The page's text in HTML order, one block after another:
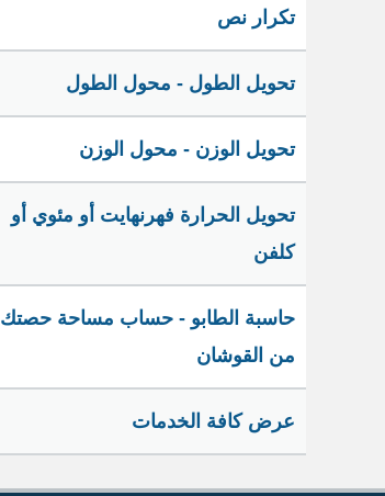
تكرار نص
تحويل الطول - محول الطول
تحويل الوزن - محول الوزن
تحويل الحرارة فهرنهايت أو مئوي أو
كلفن
حاسبة الطابو - حساب مساحة حصتك
من القوشان
عرض كافة الخدمات